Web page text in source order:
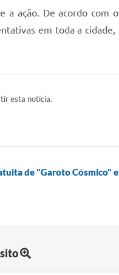
ação. De acordo com
em toda a
esta notícia.
de "Garoto Cósmico"